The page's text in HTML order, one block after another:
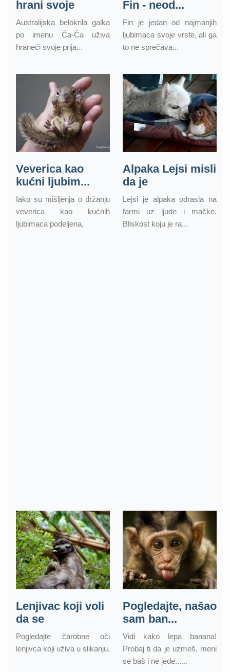
hrani svoje
Australijska belokrila galka
po imenu Ča-Ča uživa
hraneći svoje prija...
Fin - neod...
Fin je jedan od najmanjih
ljubimaca svoje vrste, ali ga
to ne sprečava...
Veverica kao
kućni ljubim...
Iako su mišljenja o držanju
veverica kao kućnih
ljubimaca podeljena,
Alpaka Lejsi misli
da je
Lejsi je alpaka odrasla na
farmi uz ljude i mačke.
Bliskost koju je ra...
Lenjivac koji voli
da se
Pogledajte čarobne oči
lenjivca koji uživa u slikanju.
Pogledajte, našao
sam ban...
Vidi kako lepa banana!
Probaj ti da je uzmeš, meni
se baš i ne jede......